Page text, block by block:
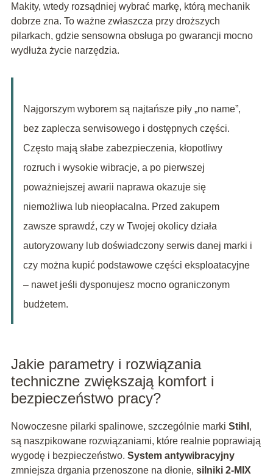
Makity, wtedy rozsądniej wybrać markę, którą mechanik
dobrze zna. To ważne zwłaszcza przy droższych
pilarkach, gdzie sensowna obsługa po gwarancji mocno
wydłuża życie narzędzia.
Najgorszym wyborem są najtańsze piły „no name”,
bez zaplecza serwisowego i dostępnych części.
Często mają słabe zabezpieczenia, kłopotliwy
rozruch i wysokie wibracje, a po pierwszej
poważniejszej awarii naprawa okazuje się
niemożliwa lub nieopłacalna. Przed zakupem
zawsze sprawdź, czy w Twojej okolicy działa
autoryzowany lub doświadczony serwis danej marki i
czy można kupić podstawowe części eksploatacyjne
– nawet jeśli dysponujesz mocno ograniczonym
budżetem.
Jakie parametry i rozwiązania
techniczne zwiększają komfort i
bezpieczeństwo pracy?
Nowoczesne pilarki spalinowe, szczególnie marki Stihl ,
są naszpikowane rozwiązaniami, które realnie poprawiają
wygodę i bezpieczeństwo. System antywibracyjny
zmniejsza drgania przenoszone na dłonie, silniki 2-MIX